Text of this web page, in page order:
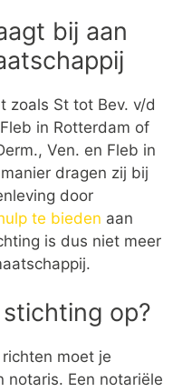
bij aan
zoals St tot Bev. v/d
in Rotterdam of
Ven. en Fleb in
dragen zij bij
door
te bieden aan
is dus niet meer
op?
moet je
notaris. Een notariële